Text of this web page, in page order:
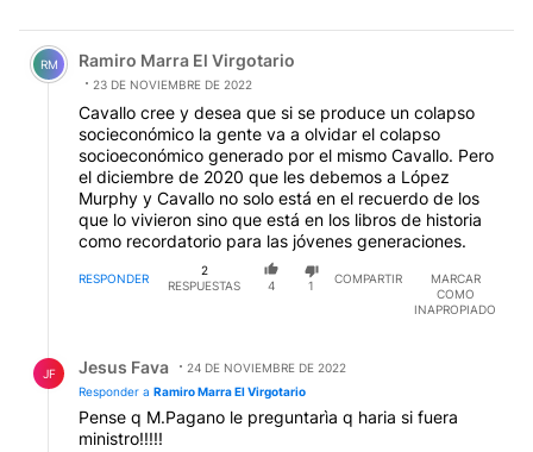
Comentario de Ramiro Marra El Virgotario.
RM Ramiro Marra El Virgotario
23 DE NOVIEMBRE DE 2022
Cavallo cree y desea que si se produce un colapso
socieconómico la gente va a olvidar el colapso
socioeconómico generado por el mismo Cavallo. Pero
el diciembre de 2020 que les debemos a López
Murphy y Cavallo no solo está en el recuerdo de los
que lo vivieron sino que está en los libros de historia
como recordatorio para las jóvenes generaciones.
RESPONDER
2
RESPUESTAS
4 1
COMPARTIR
MARCAR
COMO
INAPROPIADO
JF Jesus Fava
24 DE NOVIEMBRE DE 2022
Responder a Ramiro Marra El Virgotario
Pense q M.Pagano le preguntarìa q haria si fuera
ministro!!!!!